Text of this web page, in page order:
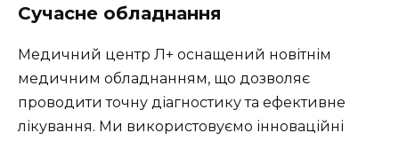
Сучасне обладнання
Медичний центр Л+ оснащений новітнім
медичним обладнанням, що дозволяє
проводити точну діагностику та ефективне
лікування. Ми використовуємо інноваційні